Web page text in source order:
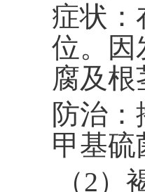
症状：
位。因
腐及
防治
甲基硫
（2）